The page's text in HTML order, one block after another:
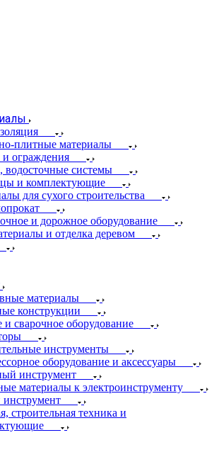
плитные материалы
ограждения
водосточные системы
и комплектующие
для сухого строительства
и дорожное оборудование
и отделка деревом
материалы
конструкции
и сварочное оборудование
инструменты
оборудование и аксессуары
инструмент
материалы к электроинструменту
строительная техника и